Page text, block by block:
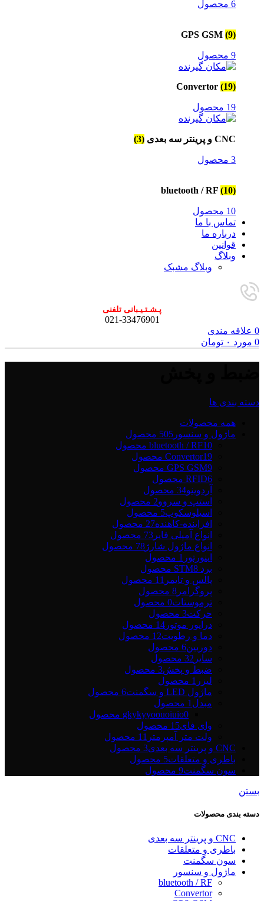
6 محصول
GPS GSM (9)
9 محصول
Convertor (19)
19 محصول
CNC و پرینتر سه بعدی (3)
3 محصول
bluetooth / RF (10)
10 محصول
تماس با ما
درباره ما
قوانین
وبلاگ
وبلاگ مشبک
پـشـتـیـبانی تلفنی
021-33476901
0 علاقه مندی
0 مورد ۰ تومان
دسته بندی ها
همه محصولات
ماژول و سنسور 505 محصول
bluetooth / RF10 محصول
Convertor19 محصول
GPS GSM9 محصول
RFID6 محصول
آردوینو34 محصول
استپ و سروو2 محصول
اسیلوسکوپ5 محصول
افزاینده-کاهنده27 محصول
انواع آمپلی فایر 73 محصول
انواع ماژول شارژ 78 محصول
اینورتور 1 محصول
برد STM 8 محصول
پالس و تایمر 11 محصول
پروگرامر 8 محصول
ترموستات0 محصول
حرکت3 محصول
درایور موتور 14 محصول
دما و رطویت12 محصول
دوربین6 محصول
سایر 32 محصول
ضبط و پخش3 محصول
لیزر 1 محصول
ماژول LED و سگمنت
6 محصول
مبدل 1 محصول
gkykyyoouoiuio0 محصول
وای فای15 محصول
ولت متر آمپرمتر 11 محصول
CNC و پرینتر سه بعدی
3 محصول
باطری و متعلقات5 محصول
سون سگمنت9 محصول
بستن
دسته بندی محصولات
CNC و پرینتر سه بعدی
باطری و متعلقات
سون سگمنت
ماژول و سنسور
bluetooth / RF
Convertor